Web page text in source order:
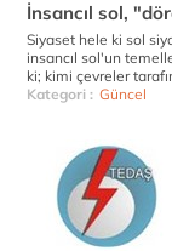
İnsancıl sol,
Siyaset hele ki sol
insancıl sol'un
ki; kimi çevreler
Kategori : Güncel